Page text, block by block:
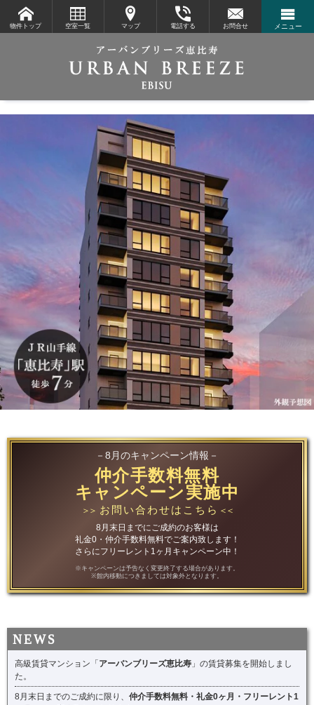
物件トップ 空室一覧 マップ 電話する お問合せ メニュー
－8月のキャンペーン情報－
仲介手数料無料
キャンペーン実施中
＞＞ お問い合わせはこちら ＜＜
8月末日までにご成約のお客様は
礼金0・仲介手数料無料でご案内致します！
さらにフリーレント1ヶ月キャンペーン中！
※キャンペーンは予告なく変更終了する場合があります。
※館内移動につきましては対象外となります。
高級賃貸マンション「アーバンブリーズ恵比寿 」の賃貸募集を開始しまし
た。
8月末日までのご成約に限り、 仲介手数料無料・礼金0ヶ月・フリーレント1